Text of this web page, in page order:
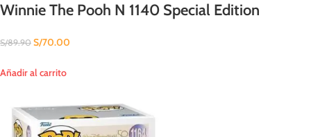
Winnie The Pooh N 1140 Special Edition
S/89.90 S/70.00
Añadir al carrito